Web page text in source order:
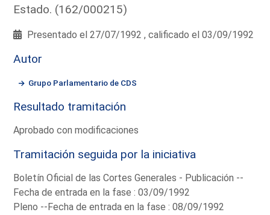
Estado. (162/000215)
Presentado el 27/07/1992 , calificado el 03/09/1992
Autor
Grupo Parlamentario de CDS
Resultado tramitación
Aprobado con modificaciones
Tramitación seguida por la iniciativa
Boletín Oficial de las Cortes Generales - Publicación --
Fecha de entrada en la fase : 03/09/1992
Pleno --Fecha de entrada en la fase : 08/09/1992